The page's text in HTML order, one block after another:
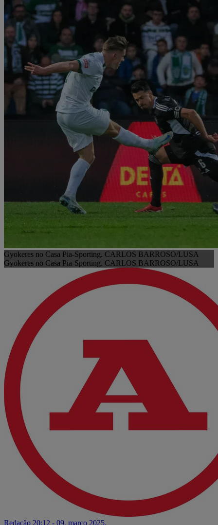
Gyokeres no Casa Pia-Sporting. CARLOS BARROSO/LUSA
Gyokeres no Casa Pia-Sporting. CARLOS BARROSO/LUSA
Redação 20:12 - 09. março 2025.